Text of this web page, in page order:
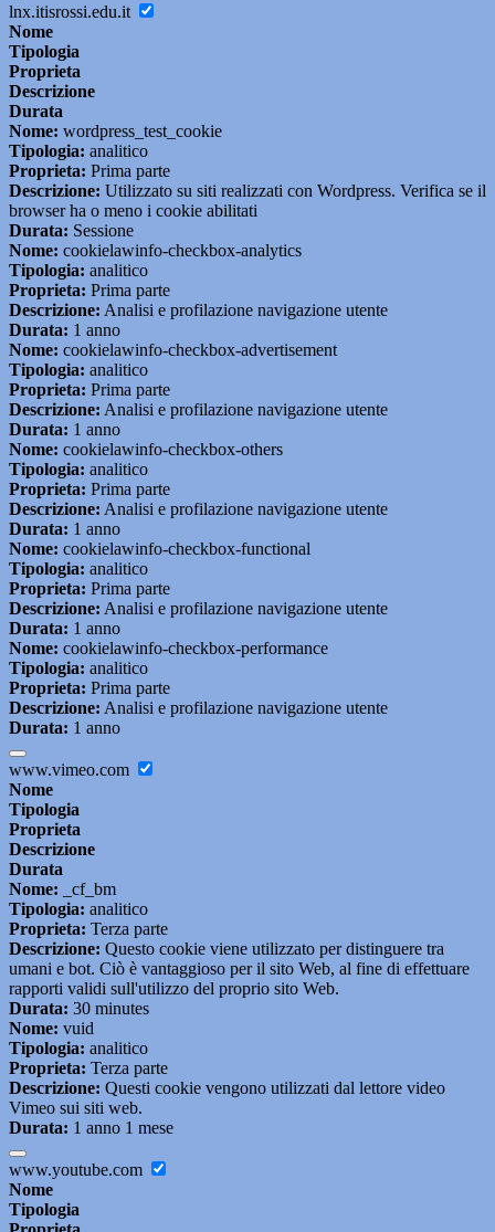
lnx.itisrossi.edu.it
Nome
Tipologia
Proprieta
Descrizione
Durata
Nome: wordpress_test_cookie
Tipologia: analitico
Proprieta: Prima parte
Descrizione: Utilizzato su siti realizzati con Wordpress. Verifica se il
browser ha o meno i cookie abilitati
Durata: Sessione
Nome: cookielawinfo-checkbox-analytics
Tipologia: analitico
Proprieta: Prima parte
Descrizione: Analisi e profilazione navigazione utente
Durata: 1 anno
Nome: cookielawinfo-checkbox-advertisement
Tipologia: analitico
Proprieta: Prima parte
Descrizione: Analisi e profilazione navigazione utente
Durata: 1 anno
Nome: cookielawinfo-checkbox-others
Tipologia: analitico
Proprieta: Prima parte
Descrizione: Analisi e profilazione navigazione utente
Durata: 1 anno
Nome: cookielawinfo-checkbox-functional
Tipologia: analitico
Proprieta: Prima parte
Descrizione: Analisi e profilazione navigazione utente
Durata: 1 anno
Nome: cookielawinfo-checkbox-performance
Tipologia: analitico
Proprieta: Prima parte
Descrizione: Analisi e profilazione navigazione utente
Durata: 1 anno
www.vimeo.com
Nome
Tipologia
Proprieta
Descrizione
Durata
Nome: _cf_bm
Tipologia: analitico
Proprieta: Terza parte
Descrizione: Questo cookie viene utilizzato per distinguere tra
umani e bot. Ciò è vantaggioso per il sito Web, al fine di effettuare
rapporti validi sull'utilizzo del proprio sito Web.
Durata: 30 minutes
Nome: vuid
Tipologia: analitico
Proprieta: Terza parte
Descrizione: Questi cookie vengono utilizzati dal lettore video
Vimeo sui siti web.
Durata: 1 anno 1 mese
www.youtube.com
Nome
Tipologia